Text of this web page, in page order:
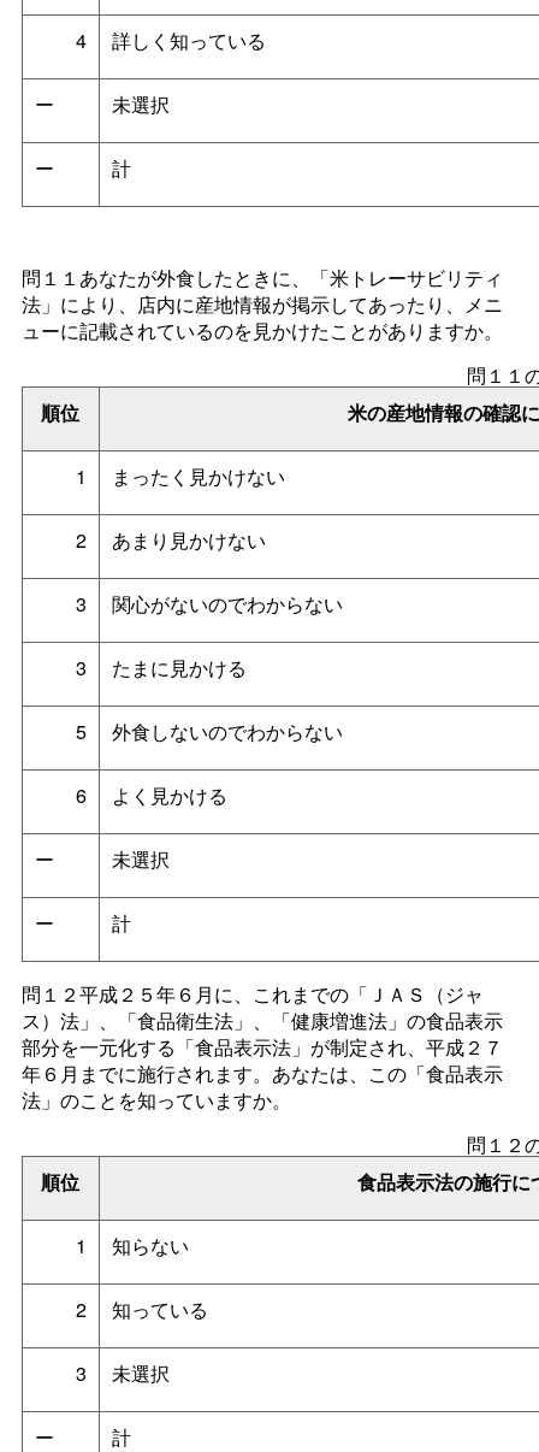
4 詳しく知っている
ー 未選択
ー 計
問１１あなたが外食したときに、「米トレーサビリティ
法」により、店内に産地情報が掲示してあったり、メニ
ューに記載されているのを見かけたことがありますか。
順位 米の産地情報の確認
問１１
1 まったく見かけない
2 あまり見かけない
3 関心がないのでわからない
3 たまに見かける
5 外食しないのでわからない
6 よく見かける
ー 未選択
ー 計
問１２平成２５年６月に、これまでの「ＪＡＳ（ジャ
ス）法」、「食品衛生法」、「健康増進法」の食品表示
部分を一元化する「食品表示法」が制定され、平成２７
年６月までに施行されます。あなたは、この「食品表示
法」のことを知っていますか。
順位 食品表示法の施行に
問１２
1 知らない
2 知っている
3 未選択
ー 計